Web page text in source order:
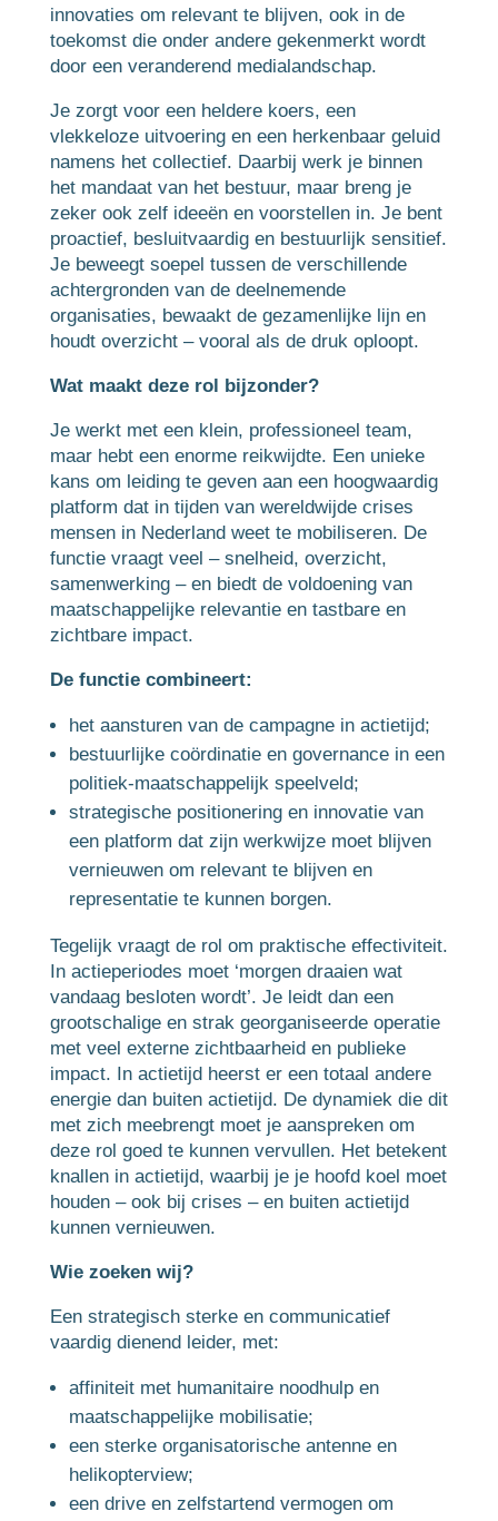
innovaties om relevant te blijven, ook in de
toekomst die onder andere gekenmerkt wordt
door een veranderend medialandschap.
Je zorgt voor een heldere koers, een
vlekkeloze uitvoering en een herkenbaar geluid
namens het collectief. Daarbij werk je binnen
het mandaat van het bestuur, maar breng je
zeker ook zelf ideeën en voorstellen in. Je bent
proactief, besluitvaardig en bestuurlijk sensitief.
Je beweegt soepel tussen de verschillende
achtergronden van de deelnemende
organisaties, bewaakt de gezamenlijke lijn en
houdt overzicht – vooral als de druk oploopt.
Wat maakt deze rol bijzonder?
Je werkt met een klein, professioneel team,
maar hebt een enorme reikwijdte. Een unieke
kans om leiding te geven aan een hoogwaardig
platform dat in tijden van wereldwijde crises
mensen in Nederland weet te mobiliseren. De
functie vraagt veel – snelheid, overzicht,
samenwerking – en biedt de voldoening van
maatschappelijke relevantie en tastbare en
zichtbare impact.
De functie combineert:
het aansturen van de campagne in actietijd;
bestuurlijke coördinatie en governance in een
politiek-maatschappelijk speelveld;
strategische positionering en innovatie van
een platform dat zijn werkwijze moet blijven
vernieuwen om relevant te blijven en
representatie te kunnen borgen.
Tegelijk vraagt de rol om praktische effectiviteit.
In actieperiodes moet ‘morgen draaien wat
vandaag besloten wordt’. Je leidt dan een
grootschalige en strak georganiseerde operatie
met veel externe zichtbaarheid en publieke
impact. In actietijd heerst er een totaal andere
energie dan buiten actietijd. De dynamiek die dit
met zich meebrengt moet je aanspreken om
deze rol goed te kunnen vervullen. Het betekent
knallen in actietijd, waarbij je je hoofd koel moet
houden – ook bij crises – en buiten actietijd
kunnen vernieuwen.
Wie zoeken wij?
Een strategisch sterke en communicatief
vaardig dienend leider, met:
affiniteit met humanitaire noodhulp en
maatschappelijke mobilisatie;
een sterke organisatorische antenne en
helikopterview;
een drive en zelfstartend vermogen om